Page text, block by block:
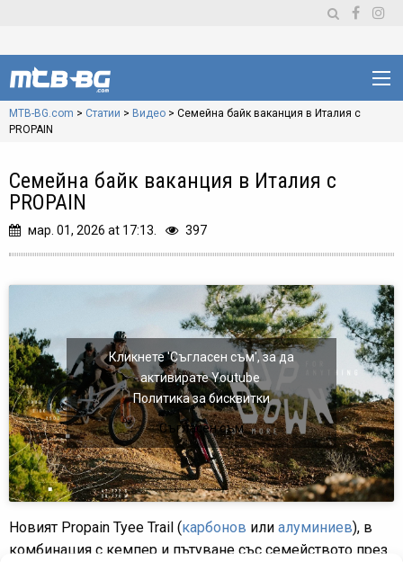
MTB-BG.com > Статии > Видео > Семейна байк ваканция в Италия с
PROPAIN
Семейна байк ваканция в Италия с
PROPAIN
мар. 01, 2026 at 17:13. 397
Кликнете 'Съгласен съм', за да
активирате Youtube
Политика за бисквитки
Съгласен съм
Новият Propain Tyee Trail (карбонов или алуминиев), в
комбинация с кемпер и пътуване със семейството през